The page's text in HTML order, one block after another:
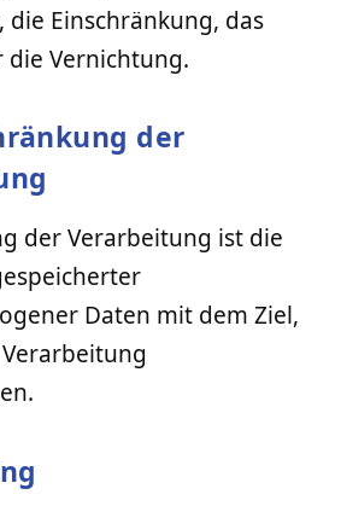
Einschränkung, das
die Vernichtung.
der
der Verarbeitung ist die
Daten mit dem Ziel,